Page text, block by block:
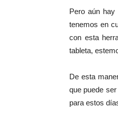
Pero aún hay
tenemos en
con esta
tableta,
De esta
que puede
para estos